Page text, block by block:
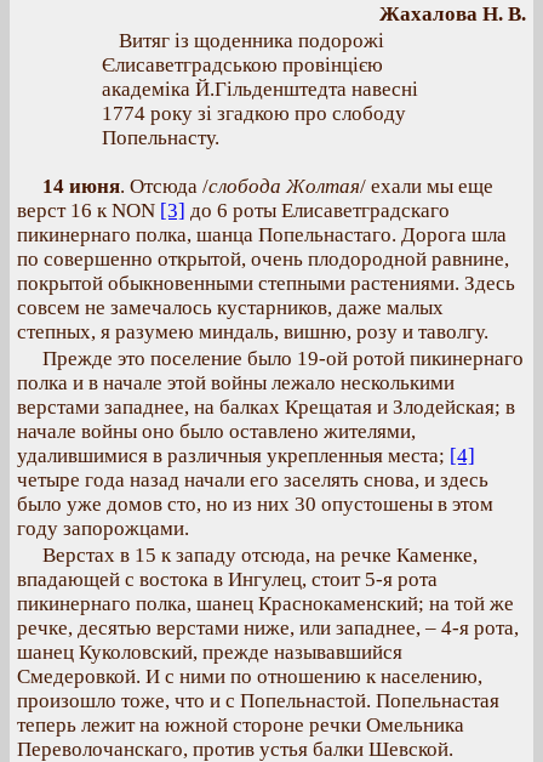
Жахалова Н. В.
Витяг із щоденника подорожі
Єлисаветградською провінцією
академіка Й.Гільденштедта навесні
1774 року зі згадкою про слободу
Попельнасту.
14 июня. Отсюда /слобода Жолтая/ ехали мы еще
верст 16 к NON [3] до 6 роты Елисаветградскаго
пикинернаго полка, шанца Попельнастаго. Дорога шла
по совершенно открытой, очень плодородной равнине,
покрытой обыкновенными степными растениями. Здесь
совсем не замечалось кустарников, даже малых
степных, я разумею миндаль, вишню, розу и таволгу.
Прежде это поселение было 19-ой ротой пикинернаго
полка и в начале этой войны лежало несколькими
верстами западнее, на балках Крещатая и Злодейская; в
начале войны оно было оставлено жителями,
удалившимися в различныя укрепленныя места; [4]
четыре года назад начали его заселять снова, и здесь
было уже домов сто, но из них 30 опустошены в этом
году запорожцами.
Верстах в 15 к западу отсюда, на речке Каменке,
впадающей с востока в Ингулец, стоит 5-я рота
пикинернаго полка, шанец Краснокаменский; на той же
речке, десятью верстами ниже, или западнее, – 4-я рота,
шанец Куколовский, прежде называвшийся
Смедеровкой. И с ними по отношению к населению,
произошло тоже, что и с Попельнастой. Попельнастая
теперь лежит на южной стороне речки Омельника
Переволочанскаго, против устья балки Шевской.